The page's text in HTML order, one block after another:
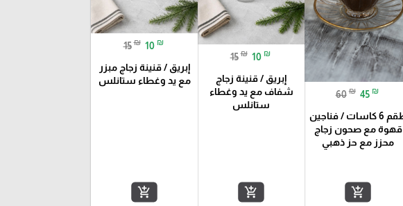
60 ₪ 45 ₪
طقم 6 كاسات / فناجين
قهوة مع صحون زجاج
محزز مع حز ذهبي
add_shopping_cart
15 ₪ 10 ₪
إبريق / قنينة زجاج
شفاف مع يد وغطاء
ستانلس
add_shopping_cart
15 ₪ 10 ₪
إبريق / قنينة زجاج مبزر
مع يد وغطاء ستانلس
add_shopping_cart